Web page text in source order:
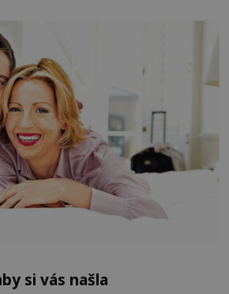
zakončit poznáváním památek ve
v termálním
si vás našla